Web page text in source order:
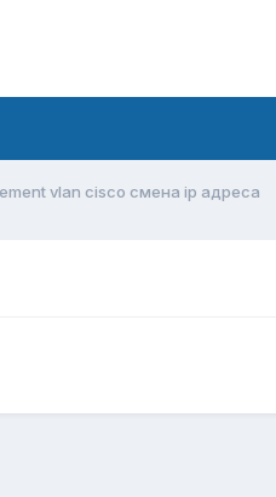
vlan cisco смена ip адреса